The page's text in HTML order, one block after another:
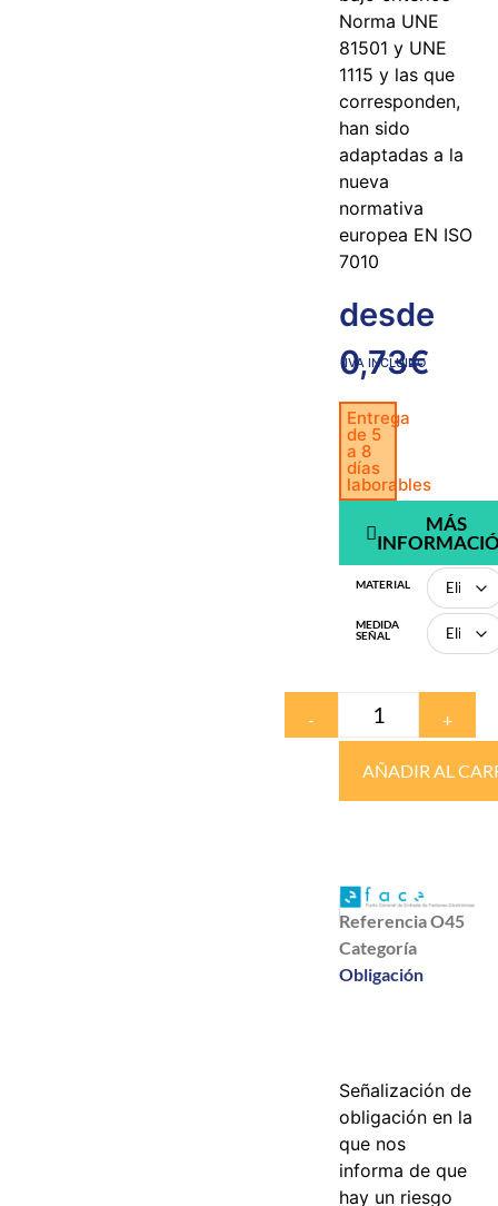
Norma UNE
81501 y UNE
1115 y las que
corresponden,
han sido
adaptadas a la
nueva
normativa
europea EN ISO
7010
desde
0,73€
IVA INCLUIDO
Entrega
de 5
a 8
días
laborables
MÁS
MATERIAL
MEDIDA
SEÑAL
- +
AÑADIR AL
ReferenciaO45
Categoría
Obligación
Señalización de
obligación en la
que nos
informa de que
hay un riesgo